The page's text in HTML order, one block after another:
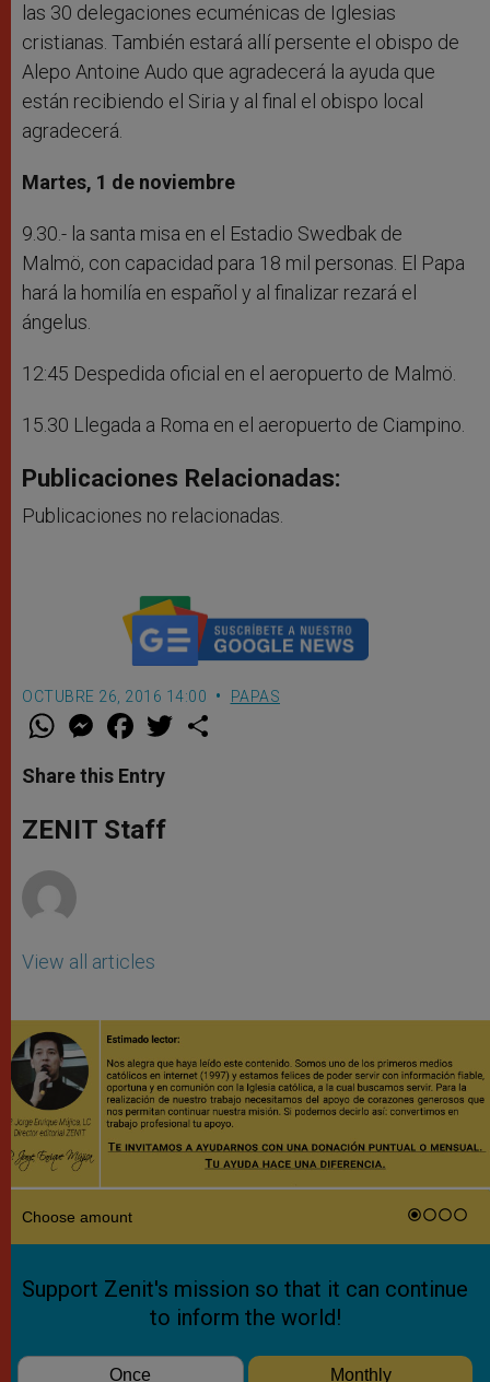
las 30 delegaciones ecuménicas de Iglesias
cristianas. También estará allí persente el obispo de
Alepo Antoine Audo que agradecerá la ayuda que
están recibiendo el Siria y al final el obispo local
agradecerá.
Martes, 1 de noviembre
9.30.- la santa misa en el Estadio Swedbak de
Malmö, con capacidad para 18 mil personas. El Papa
hará la homilía en español y al finalizar rezará el
ángelus.
12:45 Despedida oficial en el aeropuerto de Malmö.
15.30 Llegada a Roma en el aeropuerto de Ciampino.
Publicaciones Relacionadas:
Publicaciones no relacionadas.
OCTUBRE 26, 2016 14:00 PAPAS
W
t
s
p
p
M
e
s
e
g
e
F
a
e
b
o
k
w
Share this Entry
ZENIT Staff
View all articles